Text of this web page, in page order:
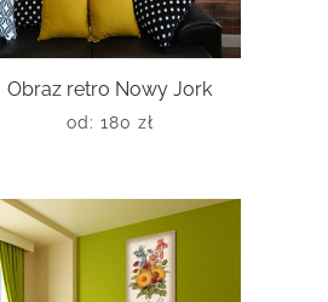
Obraz retro Nowy Jork
od: 180 zł